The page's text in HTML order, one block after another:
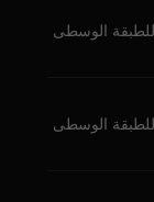
للطبقة الوسطى
للطبقة الوسطى